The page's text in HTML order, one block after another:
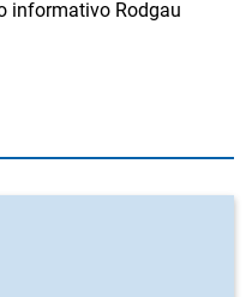
informativo Rodgau